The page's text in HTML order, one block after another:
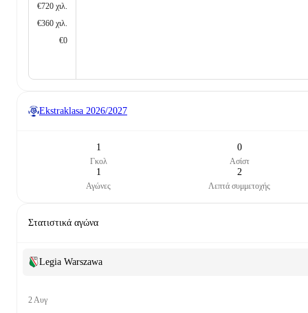
€720 χιλ.
€360 χιλ.
€0
Ekstraklasa 2026/2027
1
Γκολ
0
Ασίστ
1
Αγώνες
2
Λεπτά συμμετοχής
Στατιστικά αγώνα
Legia Warszawa
2 Αυγ